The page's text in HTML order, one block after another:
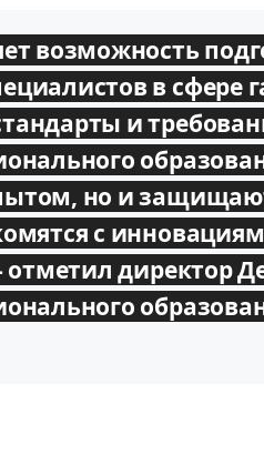
возможность
в сфере
и
но и
с
отметил директор